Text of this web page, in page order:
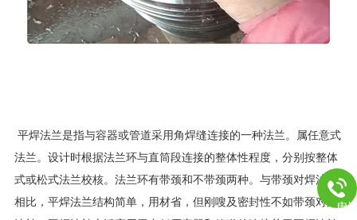
平焊法兰是指与容器或管道采用角焊缝连接的一种法兰。属任意式
法兰。设计时根据法兰环与直筒段连接的整体性程度，分别按整体
式或松式法兰校核。法兰环有带颈和不带颈两种。与带颈对焊法兰
相比，平焊法兰结构简单，用材省，但刚嗖及密封性不如带颈对焊 电